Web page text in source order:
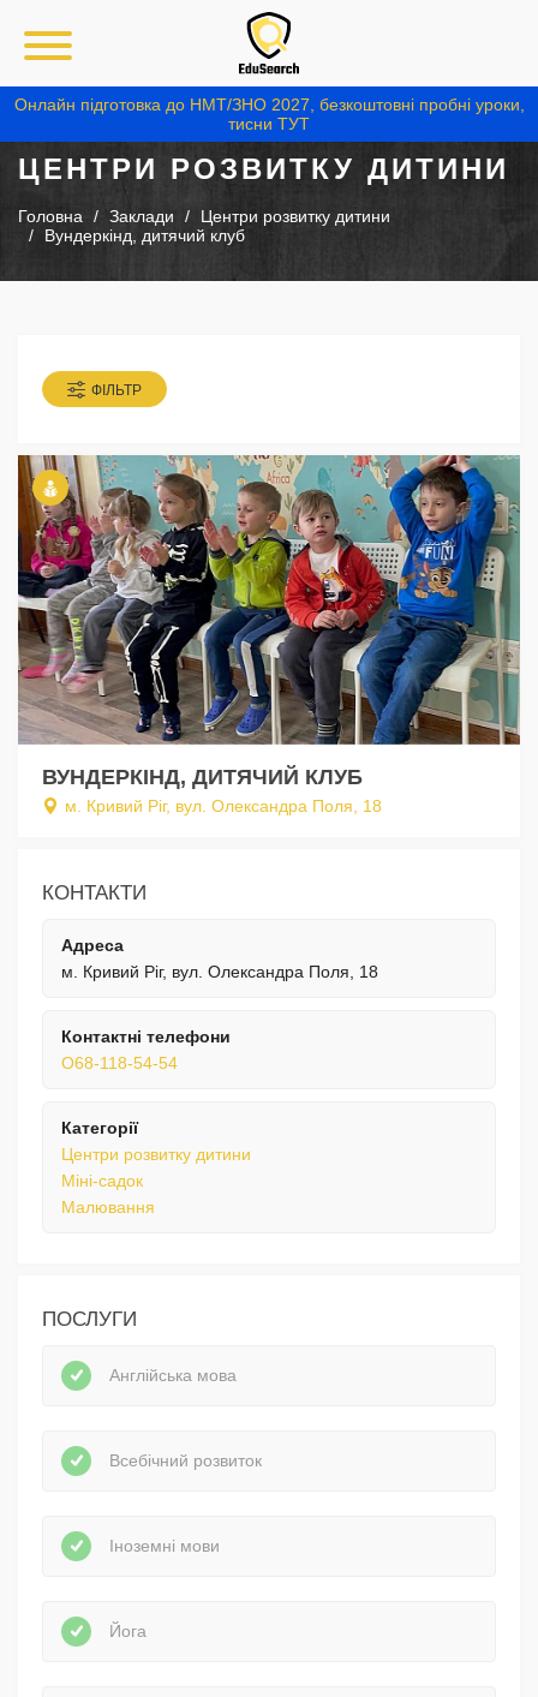
Онлайн підготовка до НМТ/ЗНО 2027, безкоштовні пробні уроки,
тисни ТУТ
ЦЕНТРИ РОЗВИТКУ ДИТИНИ
Головна Заклади
Центри розвитку дитини
Вундеркінд, дитячий клуб
ФІЛЬТР
ВУНДЕРКІНД, ДИТЯЧИЙ КЛУБ
м. Кривий Ріг, вул. Олександра Поля, 18
КОНТАКТИ
Адреса
м. Кривий Ріг, вул. Олександра Поля, 18
Контактні телефони
O68-118-54-54
Категорії
Центри розвитку дитини
Міні-садок
Малювання
ПОСЛУГИ
Англійська мова
Всебічний розвиток
Іноземні мови
Йога